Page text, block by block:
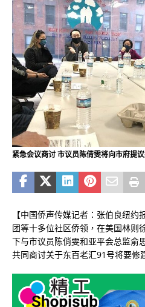
紧急会议商讨 市议员陈倩雯将向市府提
【中国侨声传媒记者：张伯良纽
团等十多位社区侨领，在美国林则
下与市议员陈俏雯和亚平会总监俞
共同商讨关于东百老汇91号将要修